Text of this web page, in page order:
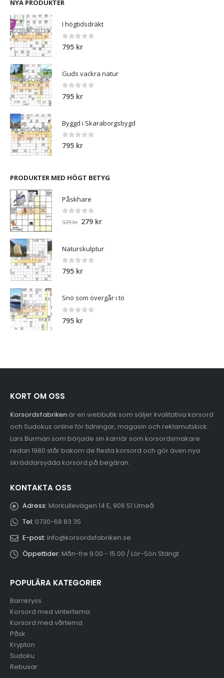
NYA PRODUKTER
I högtidsdräkt
0out of 5
795 kr
Guds vackra natur
0out of 5
795 kr
Byggd i Skaraborgsbygd
0out of 5
795 kr
PRODUKTER MED HÖGT BETYG
Påskhare
0out of 5
329kr Det
var:
329 kr.
279 krDet
är:
Naturskulptur
0out of 5
795 kr
Snö som övergår i tö
0out of 5
795 kr
KORT OM OSS
Korsordsfabriken är en webbutik som säljer kvalitativa korsord
och Sudokus online för tidningar, magasin och reklamutskick.
Lars Burman som började sin karriär som korsordsmakare
redan 1980 står bakom de flesta korsord och gör även nya
skräddarsydda korsord på begäran.
KONTAKTA OSS
Adress: Morkullevägen 14 E, 906 51 Umeå
Tel: 0730-68 83 35
E-post: info@korsordsfabriken.se
Öppettider: Mån-fre 9.00 - 15.00 / Lör-Sön Stängt
POPULÄRA KATEGORIER
Barnkryss
Korsord med vintertema
Korsord med vårtema
Påsk
Krypton
Sudoku
Rebusar